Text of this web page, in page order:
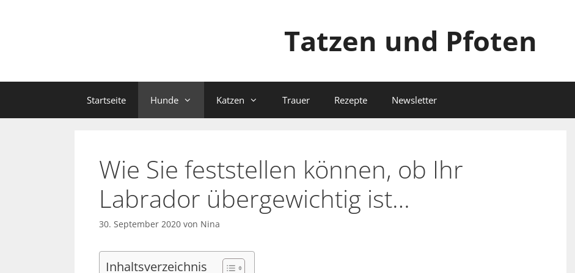
Tatzen und Pfoten
Startseite Hunde Katzen Trauer Rezepte Newsletter
Wie Sie feststellen können, ob Ihr
Labrador übergewichtig ist…
30. September 2020 von Nina
Inhaltsverzeichnis